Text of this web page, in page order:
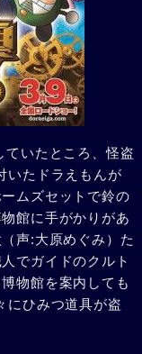
ていたところ、怪盗
いたドラえもんが
ムズセットで鈴の
館に手がかりがあ
声:大原めぐみ）た
でガイドのクルト
物館を案内しても
にひみつ道具が盗